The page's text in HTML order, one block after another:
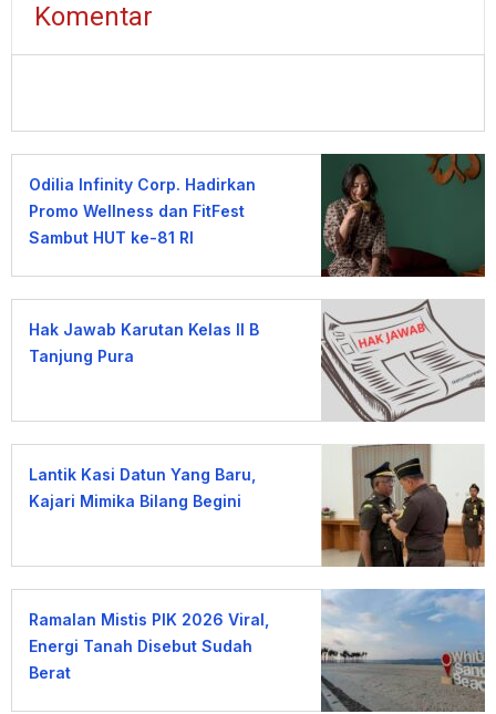
Komentar
Odilia Infinity Corp. Hadirkan
Promo Wellness dan FitFest
Sambut HUT ke-81 RI
Hak Jawab Karutan Kelas II B
Tanjung Pura
Lantik Kasi Datun Yang Baru,
Kajari Mimika Bilang Begini
Ramalan Mistis PIK 2026 Viral,
Energi Tanah Disebut Sudah
Berat